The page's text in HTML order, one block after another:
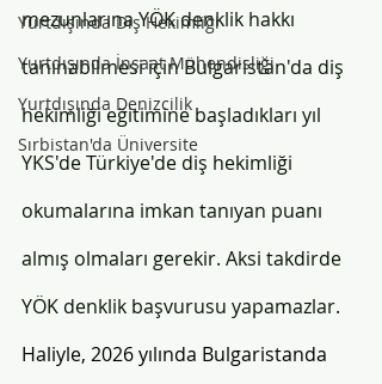
Yurtdışında Diş Hekimliği
Yurtdışında İnşaat Mühendisliği
Yurtdışında Denizcilik
Sırbistan'da Üniversite
mezunlarına YÖK denklik hakkı
tanınabilmesi için Bulgaristan'da diş
hekimliği eğitimine başladıkları yıl
YKS'de Türkiye'de diş hekimliği
okumalarına imkan tanıyan puanı
almış olmaları gerekir. Aksi takdirde
YÖK denklik başvurusu yapamazlar.
Haliyle, 2026 yılında Bulgaristanda